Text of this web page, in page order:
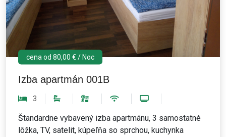
cena od 80,00 € / Noc
Izba apartmán 001B
3
Štandardne vybavený izba apartmánu, 3 samostatné
lôžka, TV, satelit, kúpeľňa so sprchou, kuchynka